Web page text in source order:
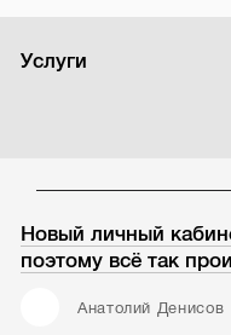
Услуги
Новый личный
поэтому всё так
Анатолий Денисов